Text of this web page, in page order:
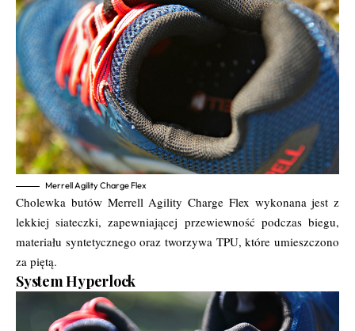
Merrell Agility Charge Flex
Cholewka butów Merrell Agility Charge Flex wykonana jest z
lekkiej siateczki, zapewniającej przewiewność podczas biegu,
materiału syntetycznego oraz tworzywa TPU, które umieszczono
za piętą.
System Hyperlock